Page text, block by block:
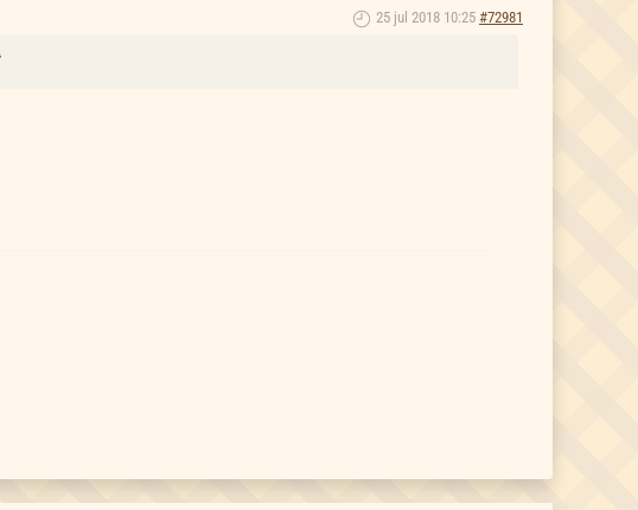
25 jul 2018 10:25 #72981